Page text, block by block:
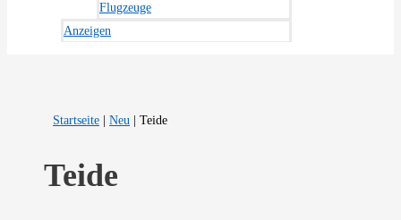
Flugzeuge
Anzeigen
Startseite |Neu |Teide
Teide